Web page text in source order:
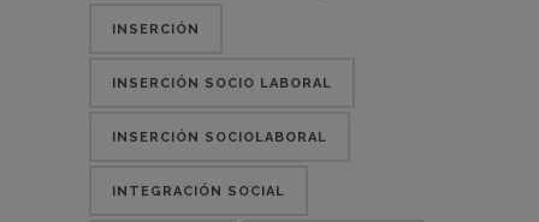
INSERCIÓN
INSERCIÓN SOCIO LABORAL
INSERCIÓN SOCIOLABORAL
INTEGRACIÓN SOCIAL